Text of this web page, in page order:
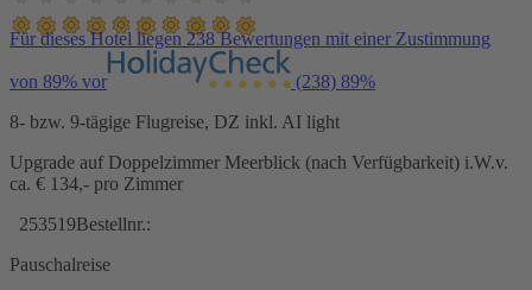
Für dieses Hotel liegen 238 Bewertungen mit einer Zustimmung
von 89% vor (238) 89%
8- bzw. 9-tägige Flugreise, DZ inkl. AI light
Upgrade auf Doppelzimmer Meerblick (nach Verfügbarkeit) i.W.v.
ca. € 134,- pro Zimmer
253519Bestellnr.:
Pauschalreise